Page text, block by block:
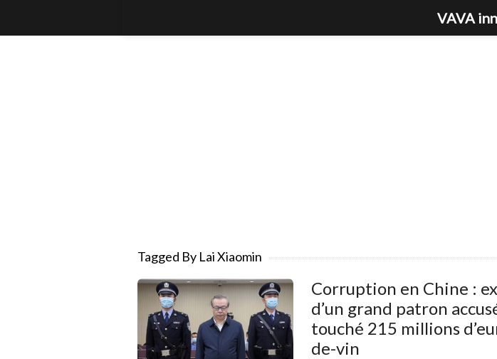
Tagged By Lai Xiaomin
Corruption en Chine :
d’un grand patron
touché 215 millions
de-vin
VAVA